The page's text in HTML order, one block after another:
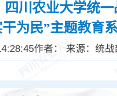
川农业大学统
为民”主题教育
作者： 来源：统